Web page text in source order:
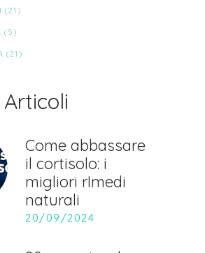
(21)
(5)
(21)
Come abbassare
il cortisolo: i
migliori rImedi
naturali
20/09/2024